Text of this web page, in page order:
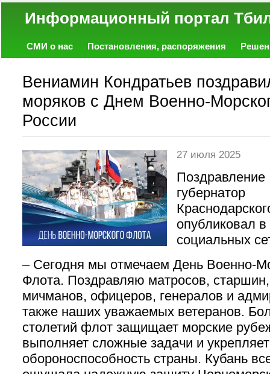
Информационный
СМИ о нас Постановления, распоряжения
Вениамин Кондратьев
моряков с Днем Военно-
России
27 июля 2025
Поздравление
губернатор
опубликовал в
социальных
– Сегодня мы отмечаем День Военно-
Флота. Поздравляю матросов, старшин,
мичманов, офицеров, генералов и
также наших уважаемых ветеранов.
столетий флот защищает морские
выполняет сложные задачи и укрепляет
обороноспособность страны. Кубань